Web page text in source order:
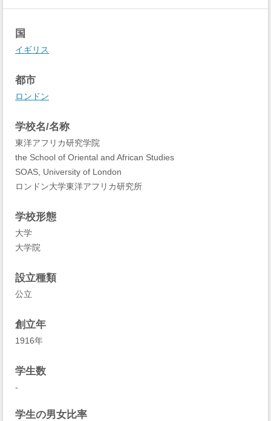
国
イギリス
都市
ロンドン
学校名/名称
東洋アフリカ研究学院
the School of Oriental and African Studies
SOAS, University of London
ロンドン大学東洋アフリカ研究所
学校形態
大学
大学院
設立種類
公立
創立年
1916年
学生数
-
学生の男女比率